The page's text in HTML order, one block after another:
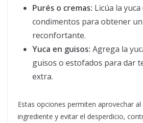
Purés o cremas: Licúa la
condimentos para obtener
reconfortante.
Yuca en guisos: Agrega la
guisos o estofados para dar
extra.
Estas opciones permiten aprovechar
ingrediente y evitar el desperdicio,